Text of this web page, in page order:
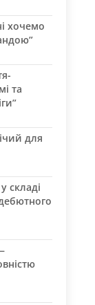
хочемо
та
для
складі